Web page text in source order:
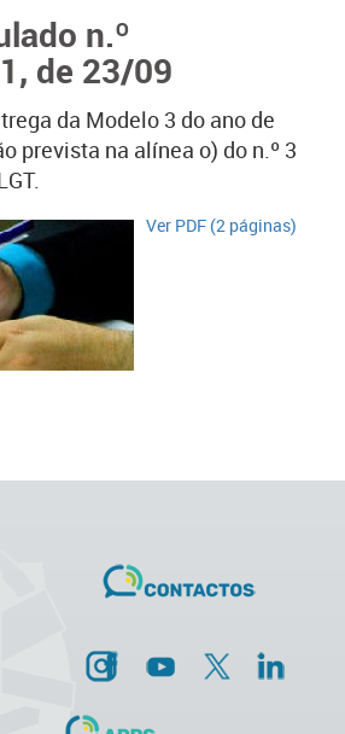
n.º
de 23/09
da Modelo 3 do ano de
prevista na alínea o) do n.º 3
​​​​​Ver PDF (2 páginas)​